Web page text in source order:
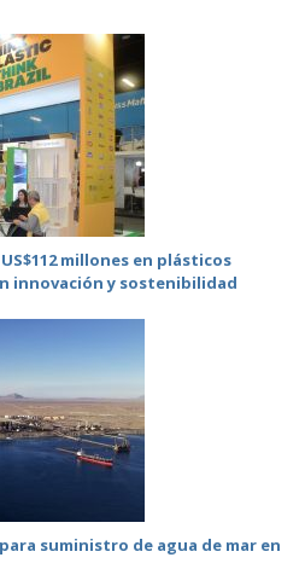
millones en plásticos
innovación y sostenibilidad
suministro de agua de mar en